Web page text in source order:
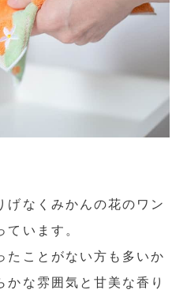
げなくみかんの花のワン
ています。
たことがない方も多いか
かな雰囲気と甘美な香り